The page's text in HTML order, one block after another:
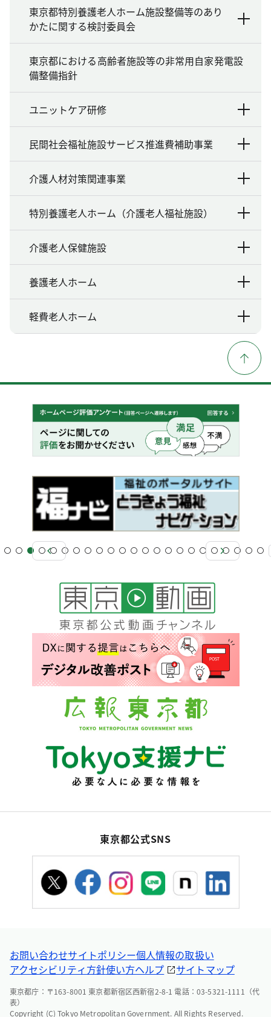
東京都特別養護老人ホーム施設整備等のあり
かたに関する検討委員会
東京都における高齢者施設等の非常用自家発電設
備整備指針
ユニットケア研修
民間社会福祉施設サービス推進費補助事業
介護人材対策関連事業
特別養護老人ホーム（介護老人福祉施設）
介護老人保健施設
養護老人ホーム
軽費老人ホーム
東京都公式SNS
お問い合わせサイトポリシー個人情報の取扱い
アクセシビリティ方針使い方ヘルプ サイトマップ
東京都庁：〒163-8001 東京都新宿区西新宿2-8-1 電話：03-5321-1111（代
表）
Copyright (C) Tokyo Metropolitan Government. All Rights Reserved.